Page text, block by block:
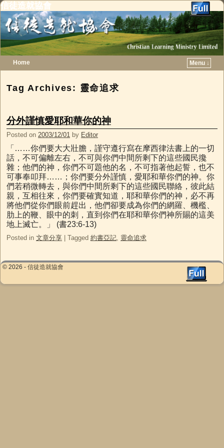
信徒造就協會
Home
Menu ↓
Tag Archives: 靈命追求
分外謹慎愛耶和華你的神
Posted on 2003/12/01 by Editor
「……你們要大大壯膽，謹守遵行寫在摩西律法書上的一切
話，不可偏離左右，不可與你們中間所剩下的這些國民攙
雜；他們的神，你們不可題他的名，不可指著他起誓，也不
可事奉叩拜……；你們要分外謹慎，愛耶和華你們的神。你
們若稍微轉去，與你們中間所剩下的這些國民聯絡，彼此結
親，互相往來，你們要確實知道，耶和華你們的神，必不再
將他們從你們眼前趕出，他們卻要成為你們的網羅、機檻、
肋上的鞭、眼中的刺，直到你們在耶和華你們神所賜的這美
地上滅亡。」 (書23:6-13)
Posted in 文章分享 Tagged 約書亞記, 靈命追求
© 2026 - 信徒造就協會